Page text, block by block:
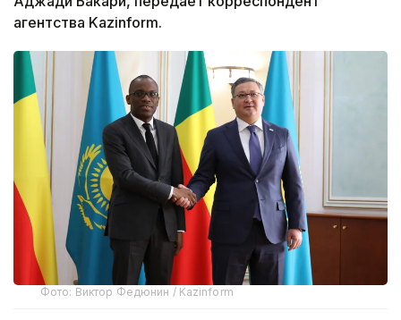
агентства Kazinform.
Фото: Виктор Федюнин / Kazinform